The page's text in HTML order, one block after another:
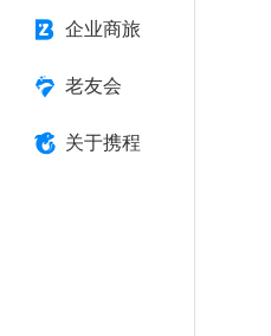
企业商旅
老友会
关于携程